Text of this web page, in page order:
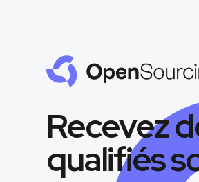
Recevez
qualifiés